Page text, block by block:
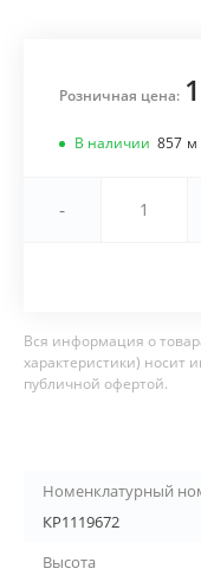
Розничная цена:
В наличии 857 м
-
Вся информация о
характеристики) носит
публичной офертой.
Номенклатурный
КР1119672
Высота